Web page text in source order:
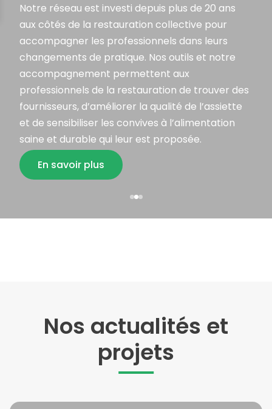
Notre réseau est investi depuis plus de 20 ans
aux côtés de la restauration collective pour
accompagner les professionnels dans leurs
changements de pratique. Nos outils et notre
accompagnement permettent aux
professionnels de la restauration de trouver des
fournisseurs, d’améliorer la qualité de l’assiette
et de sensibiliser les convives à l’alimentation
saine et durable qui leur est proposée.
En savoir plus
Nos actualités et
projets